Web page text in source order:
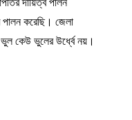
পালন করেছি। জেলা
ভুল কেউ ভুলের উর্ধ্বে নয়।